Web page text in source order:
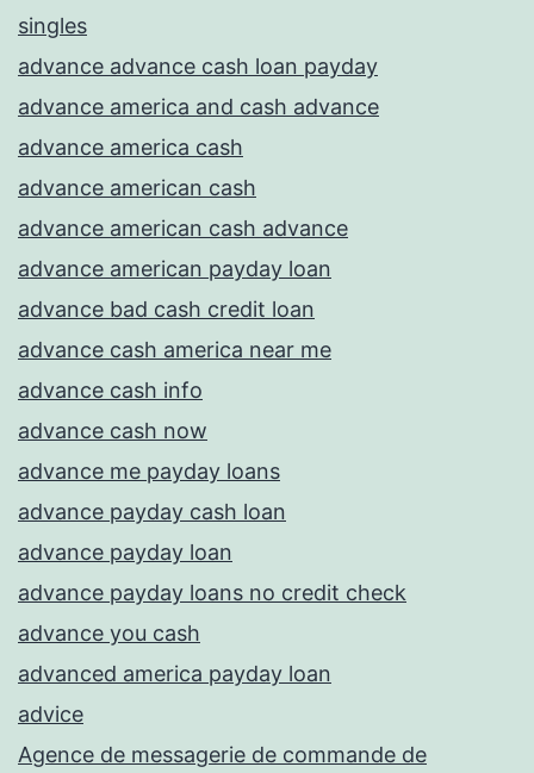
singles
advance advance cash loan payday
advance america and cash advance
advance america cash
advance american cash
advance american cash advance
advance american payday loan
advance bad cash credit loan
advance cash america near me
advance cash info
advance cash now
advance me payday loans
advance payday cash loan
advance payday loan
advance payday loans no credit check
advance you cash
advanced america payday loan
advice
Agence de messagerie de commande de